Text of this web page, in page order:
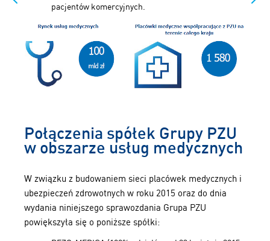
pacjentów komercyjnych.
Połączenia spółek Grupy PZU
w obszarze usług medycznych
W związku z budowaniem sieci placówek medycznych i
ubezpieczeń zdrowotnych w roku 2015 oraz do dnia
wydania niniejszego sprawozdania Grupa PZU
powiększyła się o poniższe spółki: